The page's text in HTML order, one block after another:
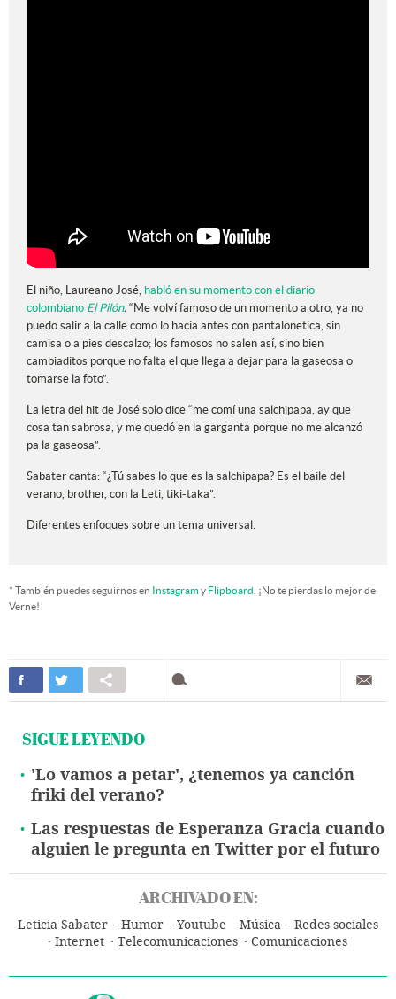
El niño, Laureano José, habló en su momento con el diario
colombiano El Pilón. “Me volví famoso de un momento a otro, ya no
puedo salir a la calle como lo hacía antes con pantalonetica, sin
camisa o a pies descalzo; los famosos no salen así, sino bien
cambiaditos porque no falta el que llega a dejar para la gaseosa o
tomarse la foto”.
La letra del hit de José solo dice “me comí una salchipapa, ay que
cosa tan sabrosa, y me quedó en la garganta porque no me alcanzó
pa la gaseosa”.
Sabater canta: “¿Tú sabes lo que es la salchipapa? Es el baile del
verano, brother, con la Leti, tiki-taka”.
Diferentes enfoques sobre un tema universal.
* También puedes seguirnos en Instagramy Flipboard . ¡No te pierdas lo mejor de
Verne!
SIGUE LEYENDO
'Lo vamos a petar', ¿tenemos ya canción
friki del verano?
Las respuestas de Esperanza Gracia cuando
alguien le pregunta en Twitter por el futuro
ARCHIVADO EN:
Leticia Sabater Humor Youtube Música
Redes sociales
Internet
Telecomunicaciones Comunicaciones